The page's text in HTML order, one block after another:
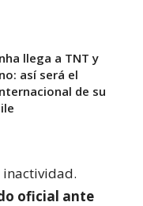
llega a TNT y
así será el
de su
inactividad.
oficial ante